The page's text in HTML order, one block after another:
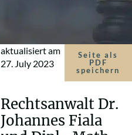
aktualisiert am
27. July 2023
Seite als
PDF
speichern
Rechtsanwalt Dr.
Johannes Fiala